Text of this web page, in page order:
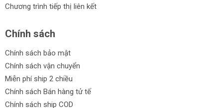
Chương trình tiếp thị liên kết
Chính sách
Chính sách bảo mật
Chính sách vận chuyển
Miễn phí ship 2 chiều
Chính sách Bán hàng tử tế
Chính sách ship COD